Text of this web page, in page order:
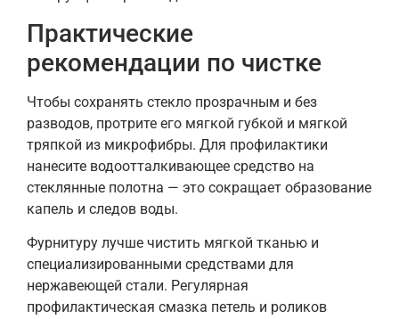
Практические
рекомендации по чистке
Чтобы сохранять стекло прозрачным и без
разводов, протрите его мягкой губкой и мягкой
тряпкой из микрофибры. Для профилактики
нанесите водоотталкивающее средство на
стеклянные полотна — это сокращает образование
капель и следов воды.
Фурнитуру лучше чистить мягкой тканью и
специализированными средствами для
нержавеющей стали. Регулярная
профилактическая смазка петель и роликов